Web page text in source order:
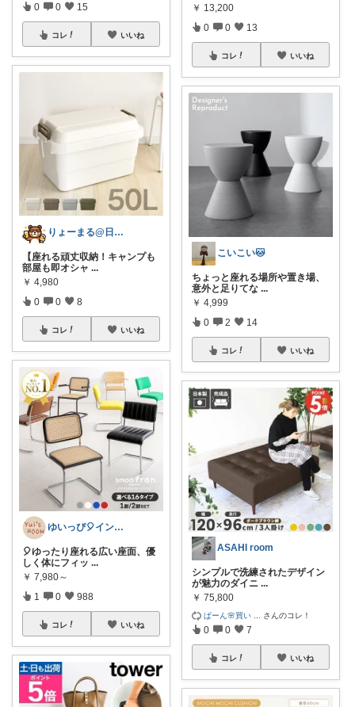
0 0 15
コレ いいね
りょーまる@日用品×ファッション
【座れる頑丈収納！キャンプも
部屋も即オシャ ...
￥ 4,980
0 0 8
コレ いいね
ゆいっぴ🎈インテリアとファッション
🎈ゆったり座れる広い座面、優
しく体にフィッ ...
￥ 7,980～
1 0 988
コレ いいね
￥ 13,200
0 0 13
コレ いいね
こいこい🐱
ちょっと座れる場所や置き場、
意外と足りてな ...
￥ 4,999
0 2 14
コレ いいね
ASAHI room
シンプルで洗練されたデザイン
が魅力のダイニ ...
￥ 75,800
ぱーん🌸買い さんのコレ！
0 0 7
コレ いいね